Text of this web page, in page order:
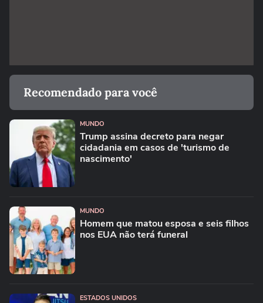
Recomendado para você
MUNDO
Trump assina decreto para negar
cidadania em casos de 'turismo de
nascimento'
MUNDO
Homem que matou esposa e seis filhos
nos EUA não terá funeral
ESTADOS UNIDOS